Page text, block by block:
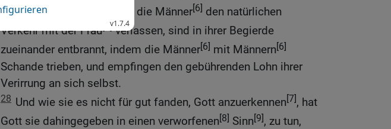
27 und ebenso haben auch die Männer[6] den natürlichen
Verkehr mit der Frau [5]verlassen, sind in ihrer Begierde
zueinander entbrannt, indem die Männer[6] mit Männern[6]
Schande trieben, und empfingen den gebührenden Lohn ihrer
Verirrung an sich selbst.
28 Und wie sie es nicht für gut fanden, Gott anzuerkennen[7], hat
Gott sie dahingegeben in einen verworfenen[8] Sinn[9], zu tun,